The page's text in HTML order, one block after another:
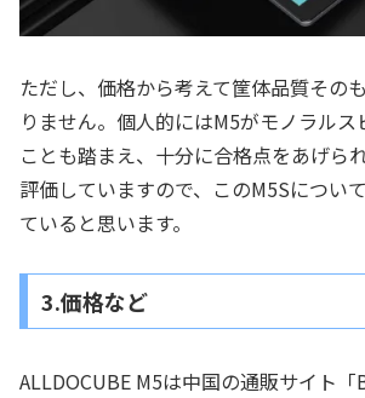
ただし、価格から考えて筐体品質その
りません。個人的にはM5がモノラルス
ことも踏まえ、十分に合格点をあげら
評価していますので、このM5Sについ
ていると思います。
3.価格など
ALLDOCUBE M5は中国の通販サイト